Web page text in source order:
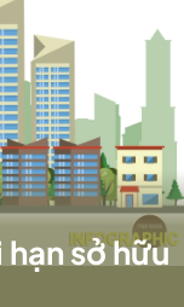
sở hữu